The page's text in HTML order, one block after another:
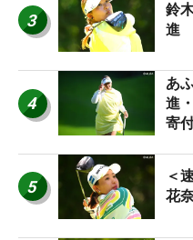
3
鈴
進
4
あ
進
寄
5
＜
花